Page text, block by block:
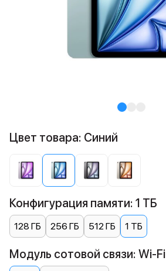
Цвет товара: Синий
Конфигурация памяти: 1 ТБ
128 ГБ 256 ГБ 512 ГБ 1 ТБ
Модуль сотовой связи: Wi-Fi